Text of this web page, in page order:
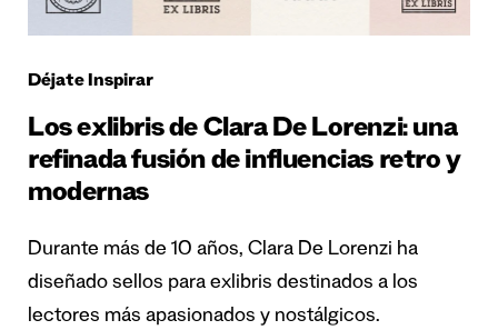
Déjate Inspirar
Los exlibris de Clara De Lorenzi: una
refinada fusión de influencias retro y
modernas
Durante más de 10 años, Clara De Lorenzi ha
diseñado sellos para exlibris destinados a los
lectores más apasionados y nostálgicos.